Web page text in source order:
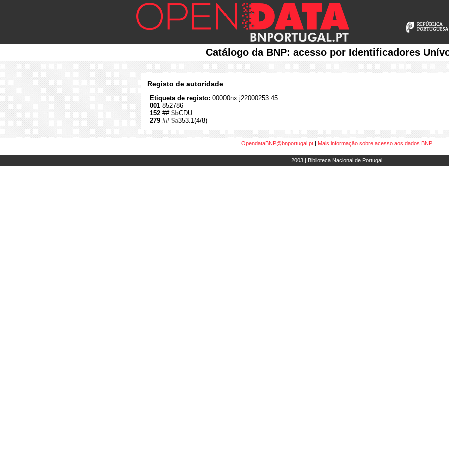
Catálogo da BNP: acesso por Identificadores
Registo de autoridade
Etiqueta de registo: 00000nx j22000253 45
001 852786
152 ## $bCDU
279 ## $a353.1(4/8)
OpendataBNP@bnportugal.pt | Mais informação sobre acesso aos dados BNP
2003 | Biblioteca Nacional de Portugal